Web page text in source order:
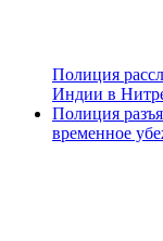
Полиция
Индии в
Полиция
временное